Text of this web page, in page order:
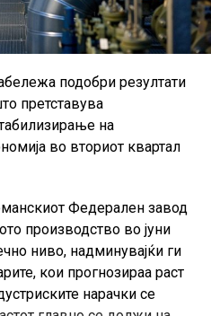
подобри резултати
претставува
на
во вториот квартал
Федерален завод
производство во јуни
ниво, надминувајќи ги
кои прогнозираа раст
нарачки се